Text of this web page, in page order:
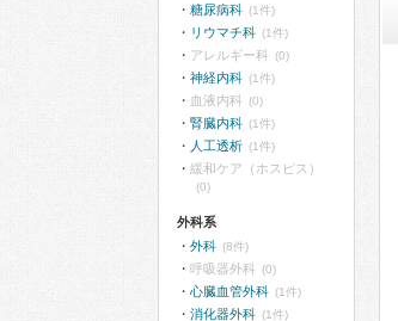
糖尿病科 (1件)
リウマチ科 (1件)
アレルギー科 (0)
神経内科 (1件)
血液内科 (0)
腎臓内科 (1件)
人工透析 (1件)
緩和ケア（ホスピス）
(0)
外科系
外科 (8件)
呼吸器外科 (0)
心臓血管外科 (1件)
消化器外科 (1件)